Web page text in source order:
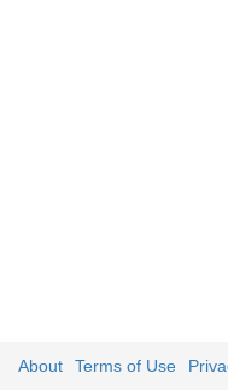
About Terms of Use